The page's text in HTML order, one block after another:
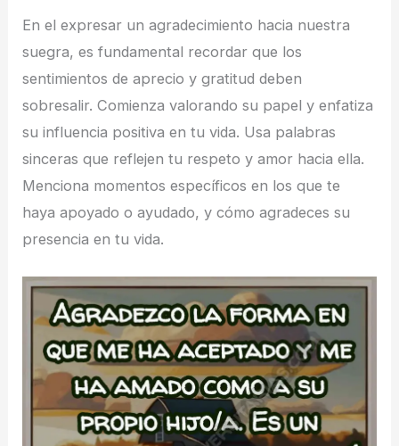
En el expresar un agradecimiento hacia nuestra
suegra, es fundamental recordar que los
sentimientos de aprecio y gratitud deben
sobresalir. Comienza valorando su papel y enfatiza
su influencia positiva en tu vida. Usa palabras
sinceras que reflejen tu respeto y amor hacia ella.
Menciona momentos específicos en los que te
haya apoyado o ayudado, y cómo agradeces su
presencia en tu vida.